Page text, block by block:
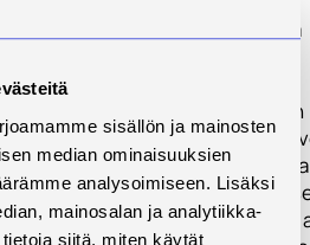
sisällön ja mainosten
median ominaisuuksien
analysoimiseen. Lisäksi
mainosalan ja analytiikka-
siitä, miten käytät
yrityskohtaisilla
3: Visit Finlandin
Sustainable
-itsearviointi.
lisätään Tahkon